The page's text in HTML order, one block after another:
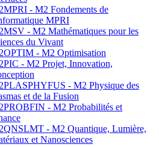
- M2 Fondements de
MPRI
- M2 Mathématiques pour les
du Vivant
- M2 Optimisation
- M2 Projet, Innovation,
- M2 Physique des
et de la Fusion
- M2 Probabilités et
- M2 Quantique, Lumière,
et Nanosciences